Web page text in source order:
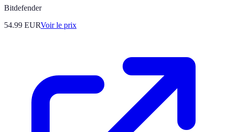
Bitdefender
54.99 EURVoir le prix